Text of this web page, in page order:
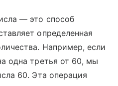
— это способ
определенная
Например, если
одна третья от 60, мы
60. Эта операция